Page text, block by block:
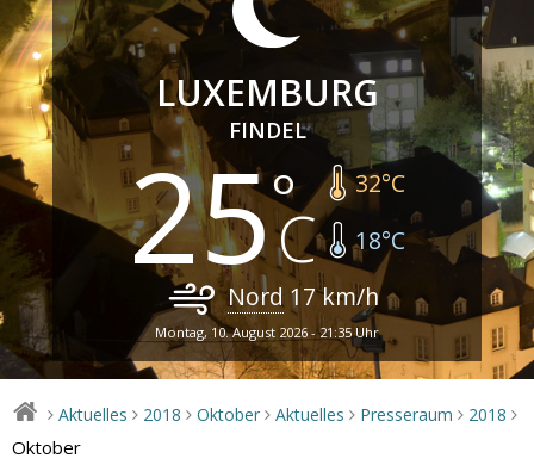
LUXEMBURG
FINDEL
25 32°C
18°C
Nord 17km/h
Montag, 10. August 2026 - 21:35 Uhr
> Aktuelles > 2018 > Oktober > Aktuelles > Presseraum > 2018 >
Oktober